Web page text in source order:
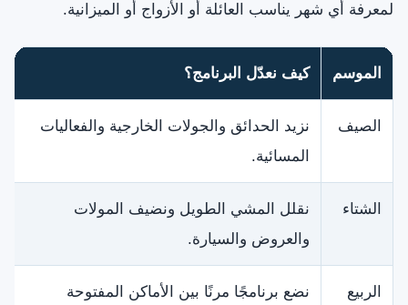
لمعرفة أي شهر يناسب العائلة أو الأزواج أو الميزانية.
الموسم كيف نعدّل البرنامج؟
الصيف
نزيد الحدائق والجولات الخارجية والفعاليات
المسائية.
الشتاء
نقلل المشي الطويل ونضيف المولات
والعروض والسيارة.
الربيع
نضع برنامجًا مرنًا بين الأماكن المفتوحة